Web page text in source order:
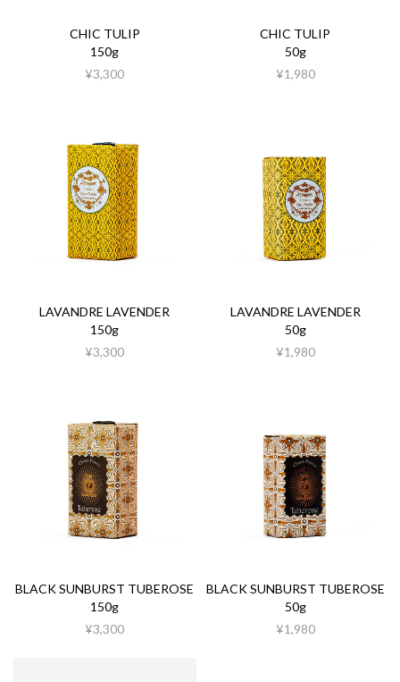
CHIC TULIP
150g
¥3,300
CHIC TULIP
50g
¥1,980
LAVANDRE LAVENDER
150g
¥3,300
LAVANDRE LAVENDER
50g
¥1,980
BLACK SUNBURST TUBEROSE
150g
¥3,300
BLACK SUNBURST TUBEROSE
50g
¥1,980